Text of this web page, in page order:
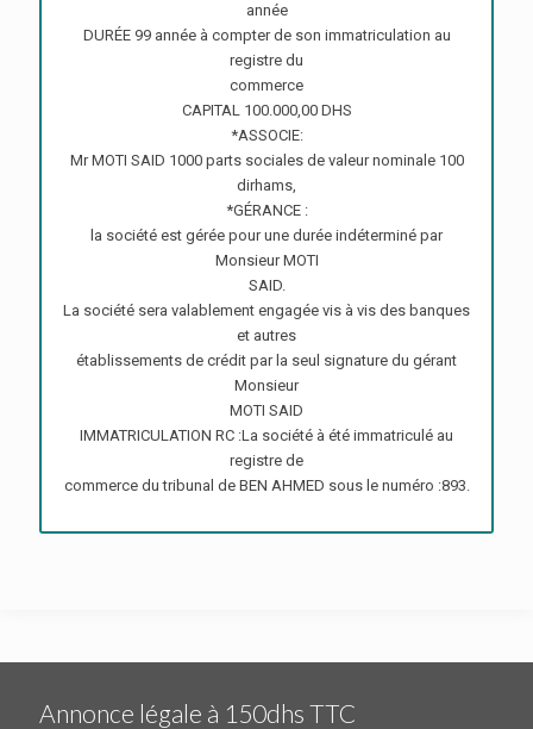
année
DURÉE 99 année à compter de son immatriculation au
registre du
commerce
CAPITAL 100.000,00 DHS
*ASSOCIE:
Mr MOTI SAID 1000 parts sociales de valeur nominale 100
dirhams,
*GÉRANCE :
la société est gérée pour une durée indéterminé par
Monsieur MOTI
SAID.
La société sera valablement engagée vis à vis des banques
et autres
établissements de crédit par la seul signature du gérant
Monsieur
MOTI SAID
IMMATRICULATION RC :La société à été immatriculé au
registre de
commerce du tribunal de BEN AHMED sous le numéro :893.
Annonce légale à 150dhs TTC